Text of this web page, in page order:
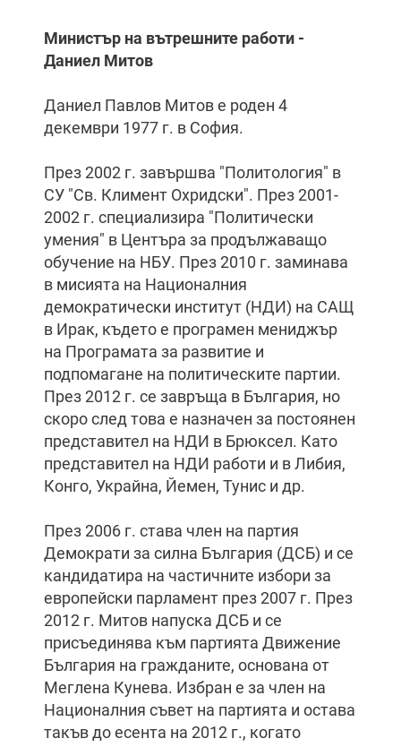
Министър на вътрешните работи -
Даниел Митов
Даниел Павлов Митов е роден 4
декември 1977 г. в София.
През 2002 г. завършва "Политология" в
СУ "Св. Климент Охридски". През 2001-
2002 г. специализира "Политически
умения" в Центъра за продължаващо
обучение на НБУ. През 2010 г. заминава
в мисията на Националния
демократически институт (НДИ) на САЩ
в Ирак, където е програмен мениджър
на Програмата за развитие и
подпомагане на политическите партии.
През 2012 г. се завръща в България, но
скоро след това е назначен за постоянен
представител на НДИ в Брюксел. Като
представител на НДИ работи и в Либия,
Конго, Украйна, Йемен, Тунис и др.
През 2006 г. става член на партия
Демократи за силна България (ДСБ) и се
кандидатира на частичните избори за
европейски парламент през 2007 г. През
2012 г. Митов напуска ДСБ и се
присъединява към партията Движение
България на гражданите, основана от
Меглена Кунева. Избран е за член на
Националния съвет на партията и остава
такъв до есента на 2012 г., когато